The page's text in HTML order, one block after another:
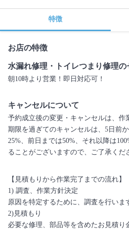
特徴
お店の特徴
水漏れ修理・トイレつまり修理の
朝10時より営業！即日対応可！
キャンセルについて
予約成立後の変更・キャンセルは、作
期限を過ぎてのキャンセルは、5日前
25%、前日までは50%、それ以降は
ることがございますので、ご了承くだ
【見積もりから作業完了までの流れ】
1) 調査、作業方針決定
原因を特定するために、調査を行いま
2)見積もり
必要な修理、部品等を含めたお見積り